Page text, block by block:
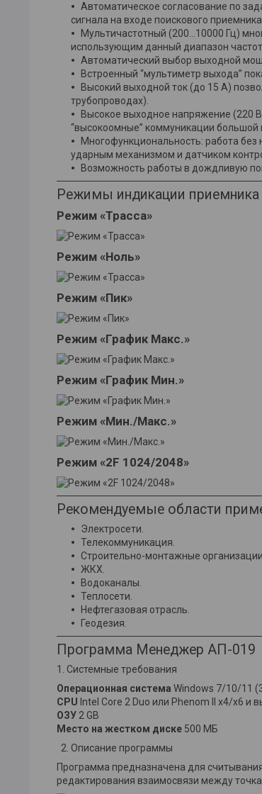
Автоматическое согласование по
сигнала на входе поискового
Мультичастотный (200...10000 Гц)
использующим данный диапазон
Автоматический выбор выходной
Встроенный “мультиметр выхода”
Высокий выходной ток (до 15 А)
трубопроводах).
Высокое выходное напряжение (220
“высокоомные” коммуникации большой
Многофункциональность: работа
ударным механизмом и датчиком
Возможность работы в дождливую
Режимы индикации
Режим «Трасса»
Режим «Ноль»
Режим «Пик»
Режим «График Макс.»
Режим «График Мин.»
Режим «Мин./Макс.»
Режим «2F 1024/2048»
Рекомендуемые области
Электросети.
Телекоммуникация.
Строительно-монтажные организации.
ЖКХ.
Водоканалы.
Теплосети.
Нефтегазовая отрасль.
Геодезия.
Программа Менеджер АП-019
1. Системные требования
Операционная система Windows 7/10/11
CPU Intel Core 2 Duo или Phenom II x4/x6 и
ОЗУ 2 GB
Место на жестком диске 500 МБ
2. Описание программы
Программа предназначена для
редактирования взаимосвязи между